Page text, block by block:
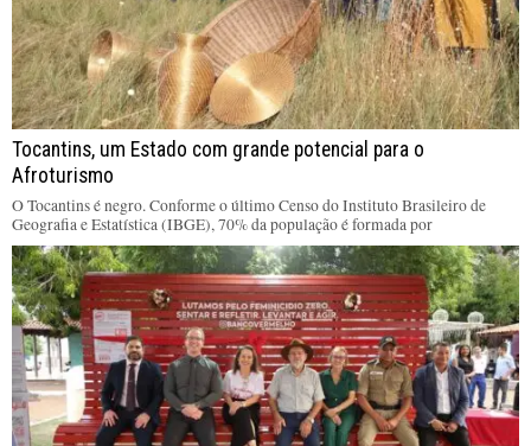
Tocantins, um Estado com grande potencial para o
Afroturismo
O Tocantins é negro. Conforme o último Censo do Instituto Brasileiro de
Geografia e Estatística (IBGE), 70% da população é formada por